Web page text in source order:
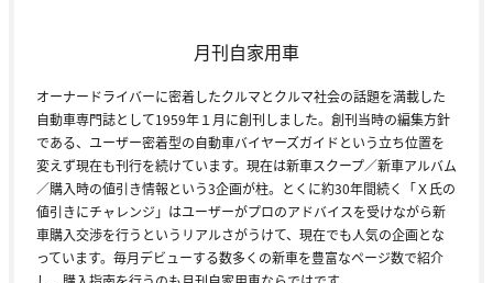
月刊自家用車
オーナードライバーに密着したクルマとクルマ社会の話題を満載した
自動車専門誌として1959年１月に創刊しました。創刊当時の編集方針
である、ユーザー密着型の自動車バイヤーズガイドという立ち位置を
変えず現在も刊行を続けています。現在は新車スクープ／新車アルバム
／購入時の値引き情報という3企画が柱。とくに約30年間続く「Ｘ氏の
値引きにチャレンジ」はユーザーがプロのアドバイスを受けながら新
車購入交渉を行うというリアルさがうけて、現在でも人気の企画とな
っています。毎月デビューする数多くの新車を豊富なページ数で紹介